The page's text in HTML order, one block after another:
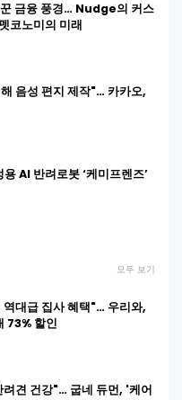
금융 풍경… Nudge의 커스
코노미의 미래
음성 편지 제작"… 카카오,
AI 반려로봇 ‘케미프렌즈’
모두 보기
역대급 집사 혜택"… 우리와,
73% 할인
려견 건강"… 굽네 듀먼, '케어